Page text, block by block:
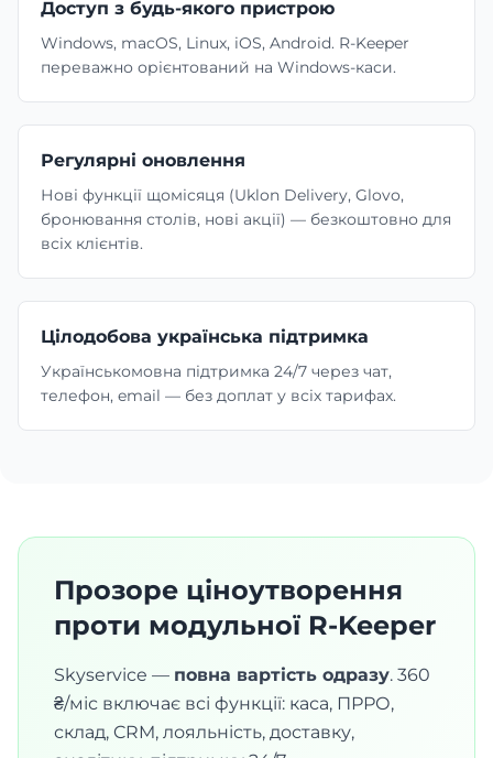
Доступ з будь-якого пристрою
Windows, macOS, Linux, iOS, Android. R-Keeper
переважно орієнтований на Windows-каси.
Регулярні оновлення
Нові функції щомісяця (Uklon Delivery, Glovo,
бронювання столів, нові акції) — безкоштовно для
всіх клієнтів.
Цілодобова українська підтримка
Українськомовна підтримка 24/7 через чат,
телефон, email — без доплат у всіх тарифах.
Прозоре ціноутворення
проти модульної R-Keeper
Skyservice — повна вартість одразу. 360
₴/міс включає всі функції: каса, ПРРО,
склад, CRM, лояльність, доставку,